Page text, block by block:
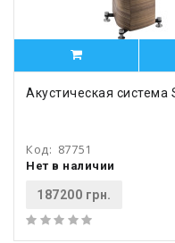
Акустическая система
Код: 87751
Нет в наличии
187200 грн.